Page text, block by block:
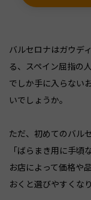
バルセロナはガウデ
る、スペイン屈指の
でしか手に入らない
いでしょうか。
ただ、初めてのバル
「ばらまき用に手頃
お店によって価格や
おくと選びやすくなり